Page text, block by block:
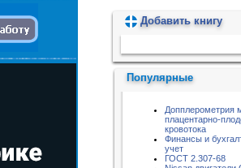
Добавить книгу
Популярные
Допплерометрия
плацентарно-
кровотока
Финансы и
учет
ГОСТ 2.307-68